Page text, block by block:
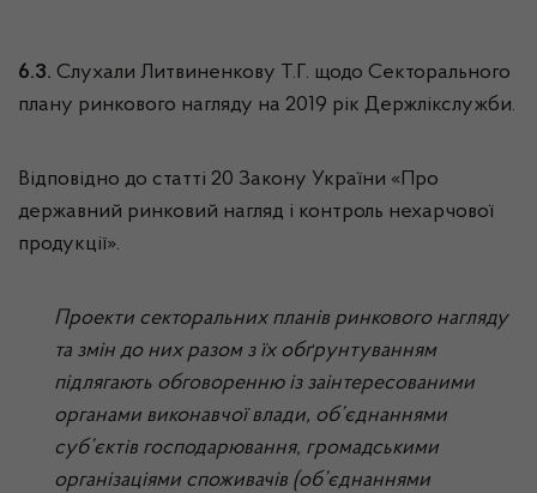
6.3. Слухали Литвиненкову Т.Г. щодо Секторального
плану ринкового нагляду на 2019 рік Держлікслужби.
Відповідно до статті 20 Закону України «Про
державний ринковий нагляд і контроль нехарчової
продукції».
Проекти секторальних планів ринкового нагляду
та змін до них разом з їх обґрунтуванням
підлягають обговоренню із заінтересованими
органами виконавчої влади, об’єднаннями
суб’єктів господарювання, громадськими
організаціями споживачів (об’єднаннями